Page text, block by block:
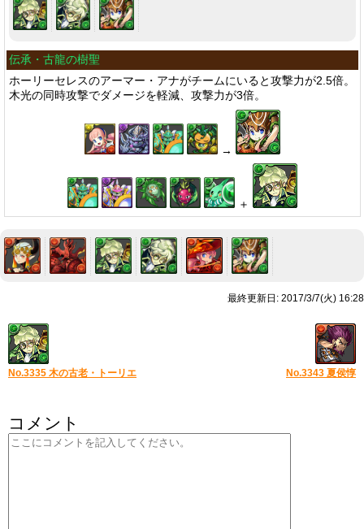
伝承・古龍の樹聖
ホーリーセレスのアーマー・アナがチームにいると攻撃力が2.5倍。
木光の同時攻撃でダメージを軽減、攻撃力が3倍。
→
＋
最終更新日: 2017/3/7(火) 16:28
No.3335 木の古老・トーリエ No.3343 夏侯惇
コメント